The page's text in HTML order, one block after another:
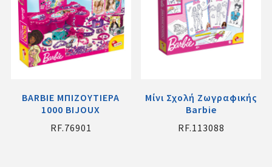
ΒΑRBΙΕ ΜΠΙΖΟΥΤΙΕΡΑ
1000 BIJOUX
RF.76901
Μίνι Σχολή Ζωγραφικής
Barbie
RF.113088